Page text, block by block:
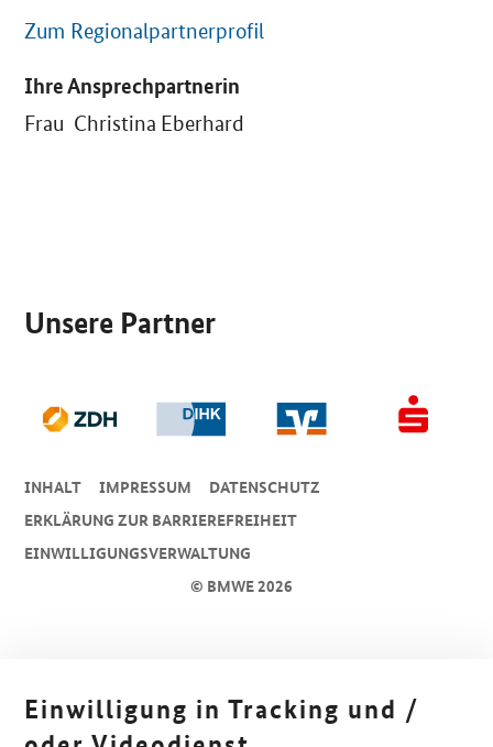
Zum Regionalpartnerprofil
Ihre Ansprechpartnerin
Frau Christina Eberhard
Unsere Partner
© BMWE 2026
INHALT IMPRESSUM
DA­TEN­SCHUTZ
ERKLÄRUNG ZUR BARRIEREFREIHEIT
EINWILLIGUNGSVERWALTUNG
Einwilligung in Tracking und /